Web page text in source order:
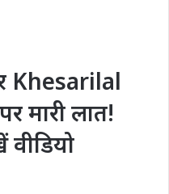
Khesarilal
मारी लात!